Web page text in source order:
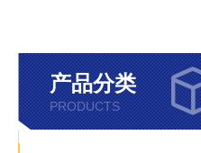
产品分类
PRODUCTS